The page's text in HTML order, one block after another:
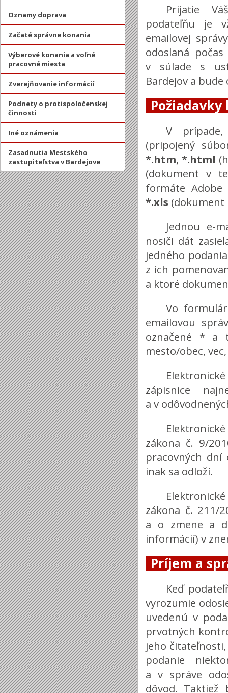
Oznamy doprava
Začaté správne konania
Výberové konania a voľné
pracovné miesta
Zverejňovanie informácií
Podnety o protispoločenskej
činnosti
Iné oznámenia
Zasadnutia Mestského
zastupiteľstva v Bardejove
Prijatie
podateľňu je
emailovej
odoslaná
v súlade s
Bardejov a
V
(pripojený
*.htm, *.html
(dokument v
formáte
*.xls (dokument
Jednou e-
nosiči dát
jedného
z ich
a ktoré
Vo
emailovou
označené * a
mesto/obec,
zápisnice
a v
zákona č. 9/
pracovných dní
inak sa odloží.
zákona č. 211/
a o zmene a
informácií) v
Príjem a
Keď
vyrozumie
uvedenú v
prvotných
jeho
podanie
a v správe
dôvod. Taktiež